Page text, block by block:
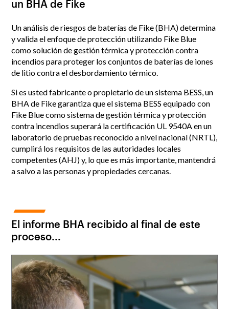
un BHA de Fike
Un análisis de riesgos de baterías de Fike (BHA) determina
y valida el enfoque de protección utilizando Fike Blue
como solución de gestión térmica y protección contra
incendios para proteger los conjuntos de baterías de iones
de litio contra el desbordamiento térmico.
Si es usted fabricante o propietario de un sistema BESS, un
BHA de Fike garantiza que el sistema BESS equipado con
Fike Blue como sistema de gestión térmica y protección
contra incendios superará la certificación UL 9540A en un
laboratorio de pruebas reconocido a nivel nacional (NRTL),
cumplirá los requisitos de las autoridades locales
competentes (AHJ) y, lo que es más importante, mantendrá
a salvo a las personas y propiedades cercanas.
El informe BHA recibido al final de este
proceso...